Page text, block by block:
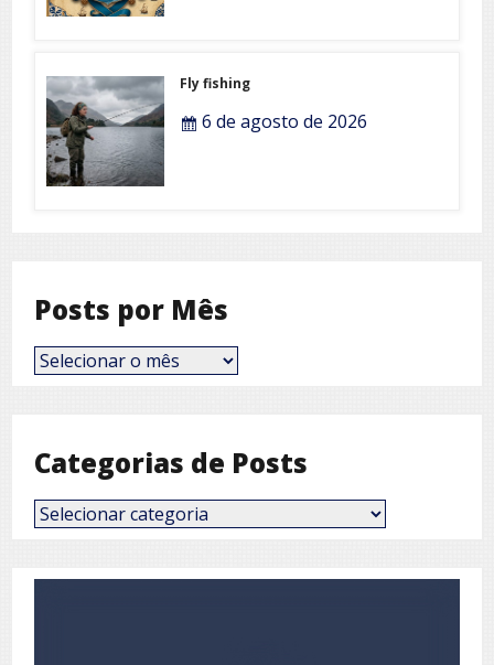
Fly fishing
6 de agosto de 2026
Posts por Mês
Posts
por
Categorias de Posts
Categorias
de